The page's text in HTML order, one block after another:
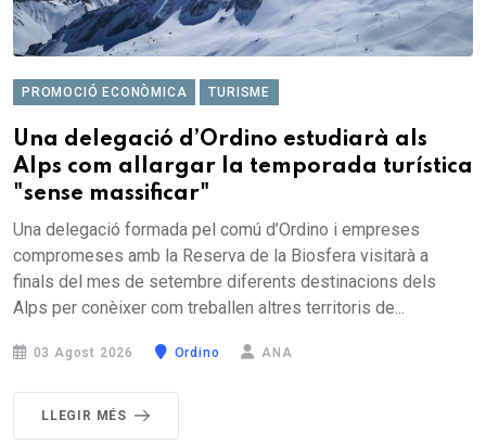
PROMOCIÓ ECONÒMICA TURISME
Una delegació d’Ordino estudiarà als
Alps com allargar la temporada turística
"sense massificar"
Una delegació formada pel comú d’Ordino i empreses
compromeses amb la Reserva de la Biosfera visitarà a
finals del mes de setembre diferents destinacions dels
Alps per conèixer com treballen altres territoris de...
03 Agost 2026 Ordino ANA
LLEGIR MÉS